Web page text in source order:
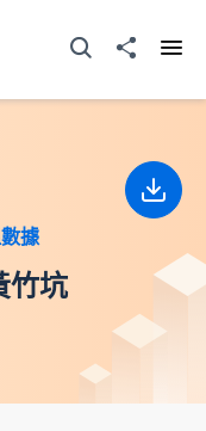
打開搜尋器分享至
據
竹坑
下載